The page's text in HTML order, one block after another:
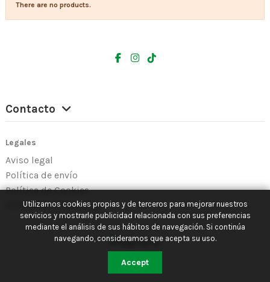
There are no products.
Contacto
Legales
Aviso legal
Política de envío
Política de Cookies
Política de Privacidad
Utilizamos cookies propias y de terceros para mejorar nuestros
servicios y mostrarle publicidad relacionada con sus preferencias
mediante el análisis de sus hábitos de navegación. Si continúa
navegando, consideramos que acepta su uso.
Accept